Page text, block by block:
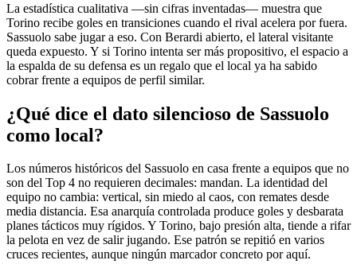
La estadística cualitativa —sin cifras inventadas— muestra que
Torino recibe goles en transiciones cuando el rival acelera por fuera.
Sassuolo sabe jugar a eso. Con Berardi abierto, el lateral visitante
queda expuesto. Y si Torino intenta ser más propositivo, el espacio a
la espalda de su defensa es un regalo que el local ya ha sabido
cobrar frente a equipos de perfil similar.
¿Qué dice el dato silencioso de Sassuolo
como local?
Los números históricos del Sassuolo en casa frente a equipos que no
son del Top 4 no requieren decimales: mandan. La identidad del
equipo no cambia: vertical, sin miedo al caos, con remates desde
media distancia. Esa anarquía controlada produce goles y desbarata
planes tácticos muy rígidos. Y Torino, bajo presión alta, tiende a rifar
la pelota en vez de salir jugando. Ese patrón se repitió en varios
cruces recientes, aunque ningún marcador concreto por aquí.